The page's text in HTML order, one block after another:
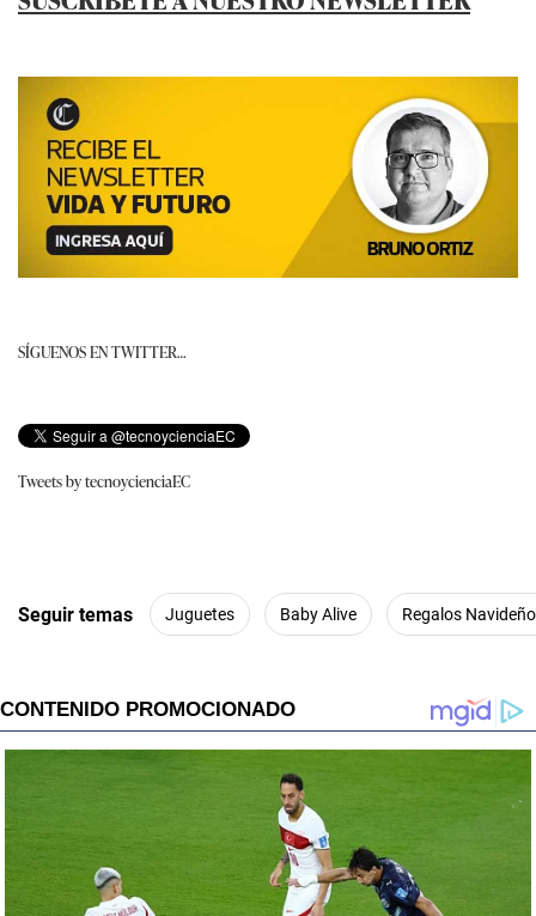
SÍGUENOS EN TWITTER…
Tweets by tecnoycienciaEC
Seguir temas Juguetes Baby Alive Regalos